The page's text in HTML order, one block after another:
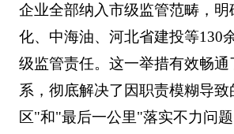
企业全部纳入市级监管范畴，
化、中海油、河北省建投等130
级监管责任。这一举措有效畅通
系，彻底解决了因职责模糊导
区"和"最后一公里"落实不力问